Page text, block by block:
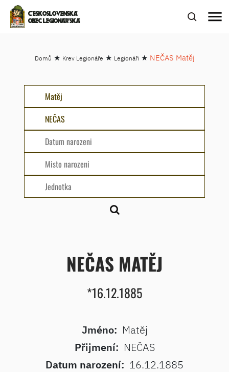
ČESKOSLOVENSKÁ
OBEC LEGIONÁŘSKÁ
menu
Domů ★ Krev Legionáře ★ Legionáři ★ NEČAS Matěj
NEČAS MATĚJ
*16.12.1885
Jméno: Matěj
Přijmení: NEČAS
Datum narození: 16.12.1885